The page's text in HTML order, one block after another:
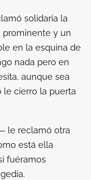
solidaria la
prominente y un
en la esquina de
nada pero en
aunque sea
le cierro la puerta
le reclamó otra
está ella
fuéramos